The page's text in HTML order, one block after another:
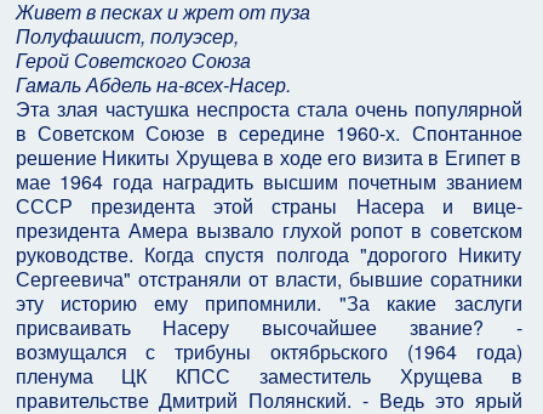
Живет в песках и жрет от пуза
Полуфашист, полуэсер,
Герой Советского Союза
Гамаль Абдель на-всех-Насер.
Эта злая частушка неспроста стала очень популярной
в Советском Союзе в середине 1960-х. Спонтанное
решение Никиты Хрущева в ходе его визита в Египет в
мае 1964 года наградить высшим почетным званием
СССР президента этой страны Насера и вице-
президента Амера вызвало глухой ропот в советском
руководстве. Когда спустя полгода "дорогого Никиту
Сергеевича" отстраняли от власти, бывшие соратники
эту историю ему припомнили. "За какие заслуги
присваивать Насеру высочайшее звание? -
возмущался с трибуны октябрьского (1964 года)
пленума ЦК КПСС заместитель Хрущева в
правительстве Дмитрий Полянский. - Ведь это ярый